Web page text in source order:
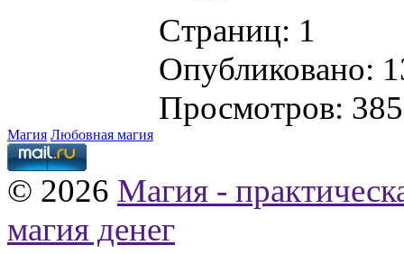
Страниц: 1
Опубликовано:
Просмотров:
Магия Любовная магия
© 2026 Магия -
магия денег